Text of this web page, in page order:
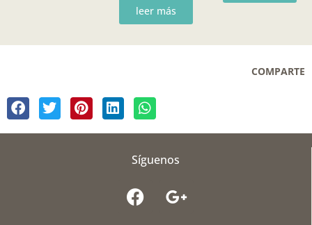
leer más
COMPARTE
Síguenos
F
a
G
o